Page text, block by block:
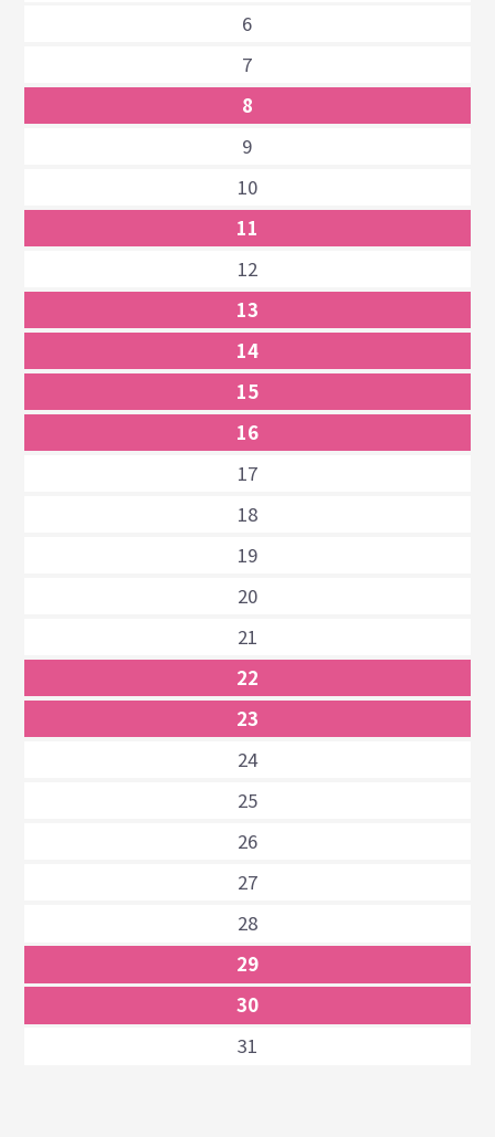
6
7
8
9
10
11
12
13
14
15
16
17
18
19
20
21
22
23
24
25
26
27
28
29
30
31